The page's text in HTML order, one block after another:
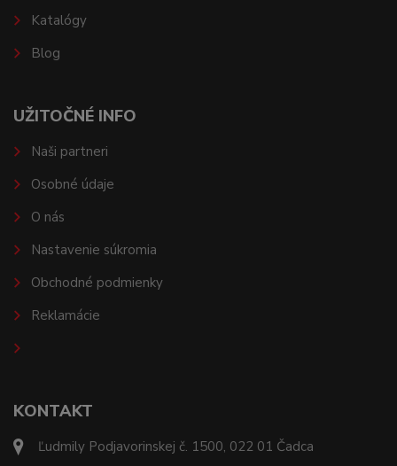
KONTAKT
Ľudmily Podjavorinskej č. 1500, 022 01 Čadca
Katalógy
Blog
UŽITOČNÉ INFO
Naši partneri
Osobné údaje
O nás
Nastavenie súkromia
Obchodné podmienky
Reklamácie